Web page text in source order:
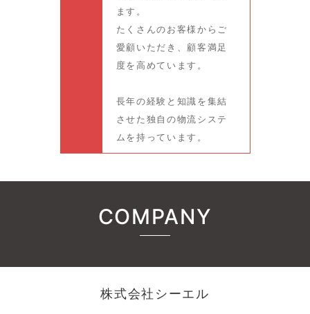
ます。
たくさんのお客様からご
愛顧いただき、顧客満足
度を高めています。
長年の経験と知識を集結
させた独自の物流システ
ムを持っています。
COMPANY
株式会社シーエル